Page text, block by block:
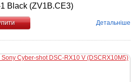
Black (ZV1B.CE3)
Детальніше